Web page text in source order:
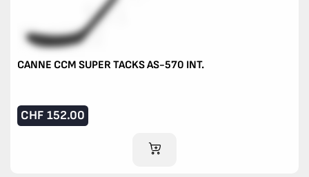
CANNE CCM SUPER TACKS AS-570 INT.
CHF 152.00
AJOUTER AU PANIER